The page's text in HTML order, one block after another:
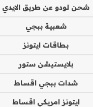
شحن لودو عن طريق الايدي
شعبية ببجي
بطاقات ايتونز
بلايستيشن ستور
شدات ببجي اقساط
ايتونز امريكي اقساط